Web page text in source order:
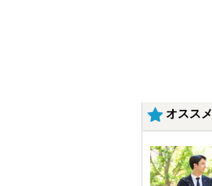
＜成長中
・全国14
・従業員
・会計・税
・専門家が
オスス